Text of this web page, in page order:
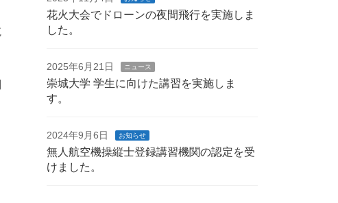
花火大会でドローンの夜間飛行を実施しま
した。
2025年6月21日 ニュース
崇城大学 学生に向けた講習を実施しま
す。
2024年9月6日 お知らせ
無人航空機操縦士登録講習機関の認定を受
けました。